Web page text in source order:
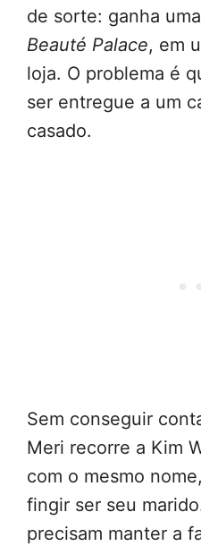
de sorte: ganha
Beauté Palace, em
loja. O problema é
ser entregue a um
casado.
Sem conseguir
Meri recorre a Kim
com o mesmo
fingir ser seu
precisam manter a